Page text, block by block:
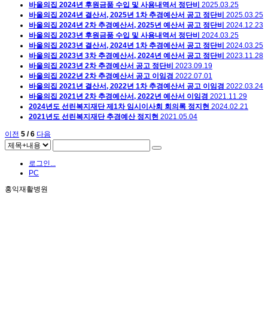
바울의집 2024년 후원금품 수입 및 사용내역서 정단비 2025.03.25
바울의집 2024년 결산서, 2025년 1차 추경예산서 공고 정단비 2025.03.25
바울의집 2024년 2차 추경예산서, 2025년 예산서 공고 정단비 2024.12.23
바울의집 2023년 후원금품 수입 및 사용내역서 정단비 2024.03.25
바울의집 2023년 결산서, 2024년 1차 추경예산서 공고 정단비 2024.03.25
바울의집 2023년 3차 추경예산서, 2024년 예산서 공고 정단비 2023.11.28
바울의집 2023년 2차 추경예산서 공고 정단비 2023.09.19
바울의집 2022년 2차 추경예산서 공고 이임경 2022.07.01
바울의집 2021년 결산서, 2022년 1차 추경예산서 공고 이임경 2022.03.24
바울의집 2021년 2차 추경예산서, 2022년 예산서 이임경 2021.11.29
2024년도 선린복지재단 제1차 임시이사회 회의록 정지현 2024.02.21
2021년도 선린복지재단 추경예산 정지현 2021.05.04
이전 5 / 6 다음
로그인...
PC
홍익재활병원